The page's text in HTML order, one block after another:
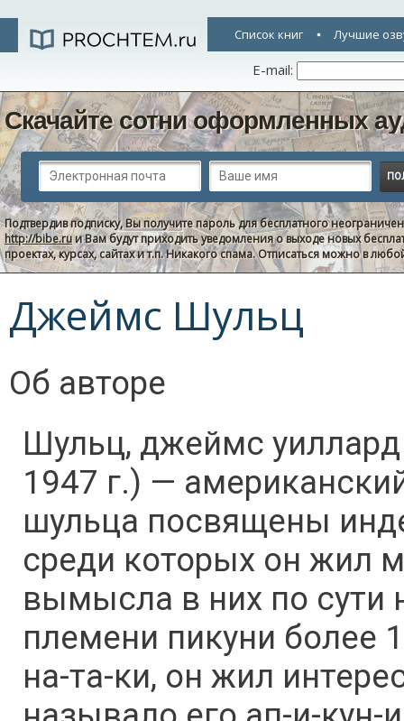
Список книг Лучшие
E-mail:
Скачайте сотни оформленных
Подтвердив подписку, Вы получите пароль для бесплатного
http://bibe.ruи Вам будут приходить уведомления о выходе новых
проектах, курсах, сайтах и т.п. Никакого спама. Отписаться можно в
Джеймс Шульц
Об авторе
Шульц, джеймс
1947 г.) —
шульца посвящены
среди которых он жил
вымысла в них по сути
племени пикуни более
на-та-ки, он жил